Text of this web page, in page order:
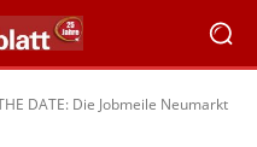
DATE: Die Jobmeile Neumarkt